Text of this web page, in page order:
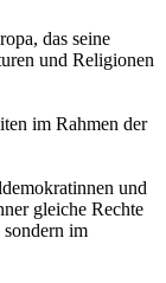
das seine
und Religionen
im Rahmen der
und
gleiche Rechte
sondern im